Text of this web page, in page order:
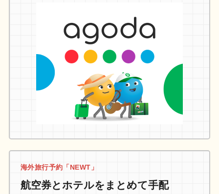
海外旅行予約「NEWT」
航空券とホテルをまとめて手配